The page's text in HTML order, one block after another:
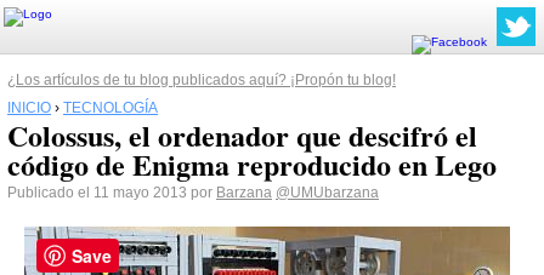
¿Los artículos de tu blog publicados aquí? ¡Propón tu blog!
INICIO › TECNOLOGÍA
Colossus, el ordenador que descifró el
código de Enigma reproducido en Lego
Publicado el 11 mayo 2013 por Barzana @UMUbarzana
Save